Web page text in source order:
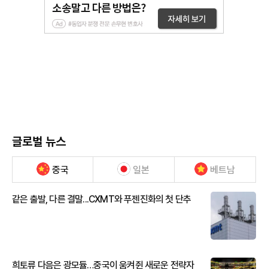
글로벌 뉴스
중국 일본 베트남
같은 출발, 다른 결말...CXMT와 푸젠진화의 첫 단추
희토류 다음은 광모듈…중국이 움켜쥔 새로운 전략자